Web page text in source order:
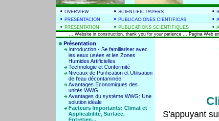
• OVERVIEW • SCIENTIFIC PAPERS •
• PRESENTACION • PUBLICACIONES CIENTIFICAS •
• PRESENTATION • PUBLICATIONS SCIENTIFIQUES •
... Website in construction, thank you for your patience ... Pagina Web
Présentation
Introduction - Se familiariser avec
les eaux usées et les Zones
Humides Artificielles
Technologie et Conformité
Niveaux de Purification et Utilisation
de l'eau décontaminée
Avantages Economiques des
unités WWG
Avantages du système WWG: Une
solution idéale
Facteurs Importants: Climat et
Applicabilité, Surface,
Entretien...
S'appuyant